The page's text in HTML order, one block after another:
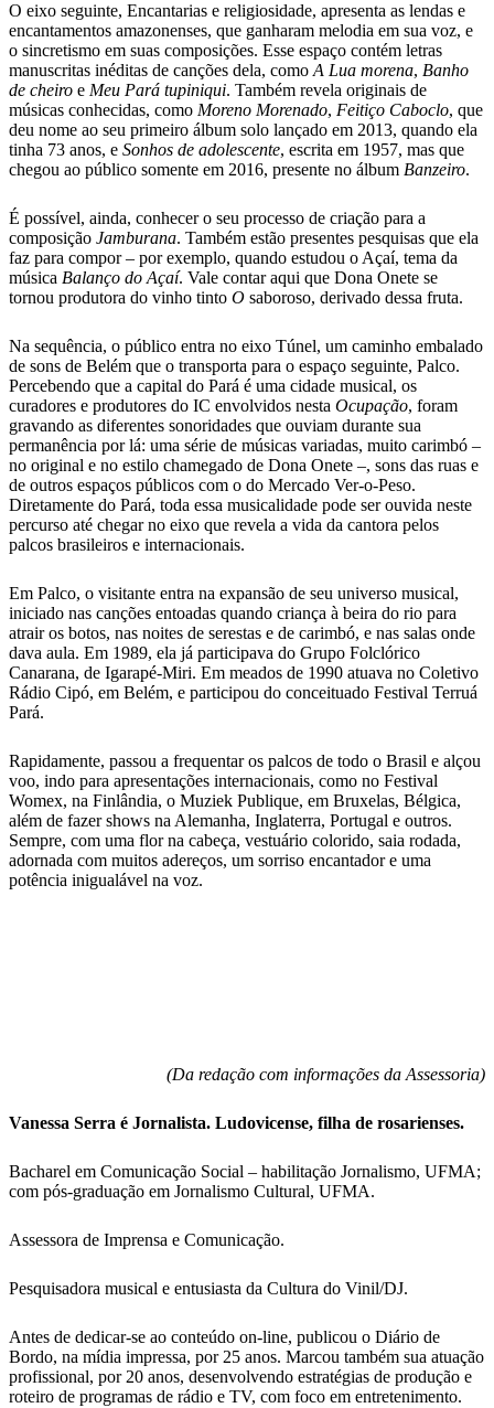
O eixo seguinte, Encantarias e religiosidade, apresenta as lendas e
encantamentos amazonenses, que ganharam melodia em sua voz, e
o sincretismo em suas composições. Esse espaço contém letras
manuscritas inéditas de canções dela, como A Lua morena, Banho
de cheiro e Meu Pará tupiniqui. Também revela originais de
músicas conhecidas, como Moreno Morenado, Feitiço Caboclo, que
deu nome ao seu primeiro álbum solo lançado em 2013, quando ela
tinha 73 anos, e Sonhos de adolescente, escrita em 1957, mas que
chegou ao público somente em 2016, presente no álbum Banzeiro.
É possível, ainda, conhecer o seu processo de criação para a
composição Jamburana. Também estão presentes pesquisas que ela
faz para compor – por exemplo, quando estudou o Açaí, tema da
música Balanço do Açaí. Vale contar aqui que Dona Onete se
tornou produtora do vinho tinto O saboroso, derivado dessa fruta.
Na sequência, o público entra no eixo Túnel, um caminho embalado
de sons de Belém que o transporta para o espaço seguinte, Palco.
Percebendo que a capital do Pará é uma cidade musical, os
curadores e produtores do IC envolvidos nesta Ocupação, foram
gravando as diferentes sonoridades que ouviam durante sua
permanência por lá: uma série de músicas variadas, muito carimbó –
no original e no estilo chamegado de Dona Onete –, sons das ruas e
de outros espaços públicos com o do Mercado Ver-o-Peso.
Diretamente do Pará, toda essa musicalidade pode ser ouvida neste
percurso até chegar no eixo que revela a vida da cantora pelos
palcos brasileiros e internacionais.
Em Palco, o visitante entra na expansão de seu universo musical,
iniciado nas canções entoadas quando criança à beira do rio para
atrair os botos, nas noites de serestas e de carimbó, e nas salas onde
dava aula. Em 1989, ela já participava do Grupo Folclórico
Canarana, de Igarapé-Miri. Em meados de 1990 atuava no Coletivo
Rádio Cipó, em Belém, e participou do conceituado Festival Terruá
Pará.
Rapidamente, passou a frequentar os palcos de todo o Brasil e alçou
voo, indo para apresentações internacionais, como no Festival
Womex, na Finlândia, o Muziek Publique, em Bruxelas, Bélgica,
além de fazer shows na Alemanha, Inglaterra, Portugal e outros.
Sempre, com uma flor na cabeça, vestuário colorido, saia rodada,
adornada com muitos adereços, um sorriso encantador e uma
potência inigualável na voz.
(Da redação com informações da Assessoria)
Vanessa Serra é Jornalista. Ludovicense, filha de rosarienses.
Bacharel em Comunicação Social – habilitação Jornalismo, UFMA;
com pós-graduação em Jornalismo Cultural, UFMA.
Assessora de Imprensa e Comunicação.
Pesquisadora musical e entusiasta da Cultura do Vinil/DJ.
Antes de dedicar-se ao conteúdo on-line, publicou o Diário de
Bordo, na mídia impressa, por 25 anos. Marcou também sua atuação
profissional, por 20 anos, desenvolvendo estratégias de produção e
roteiro de programas de rádio e TV, com foco em entretenimento.